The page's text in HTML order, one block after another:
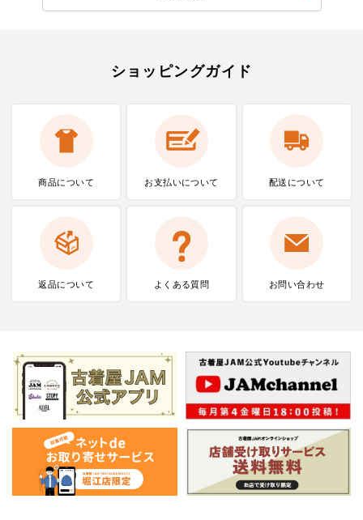
ショッピングガイド
商品について お支払いについて 配送について
返品について よくある質問 お問い合わせ